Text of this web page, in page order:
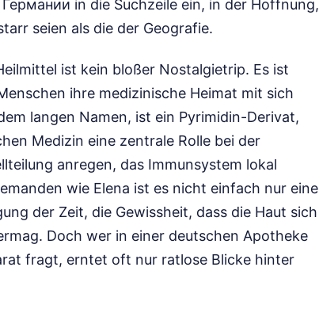
in die Suchzeile ein, in der Hoffnung,
seien als die der Geografie.
ist kein bloßer Nostalgietrip. Es ist
ihre medizinische Heimat mit sich
langen Namen, ist ein Pyrimidin-Derivat,
Medizin eine zentrale Rolle bei der
anregen, das Immunsystem lokal
wie Elena ist es nicht einfach nur eine
der Zeit, die Gewissheit, dass die Haut sich
Doch wer in einer deutschen Apotheke
fragt, erntet oft nur ratlose Blicke hinter